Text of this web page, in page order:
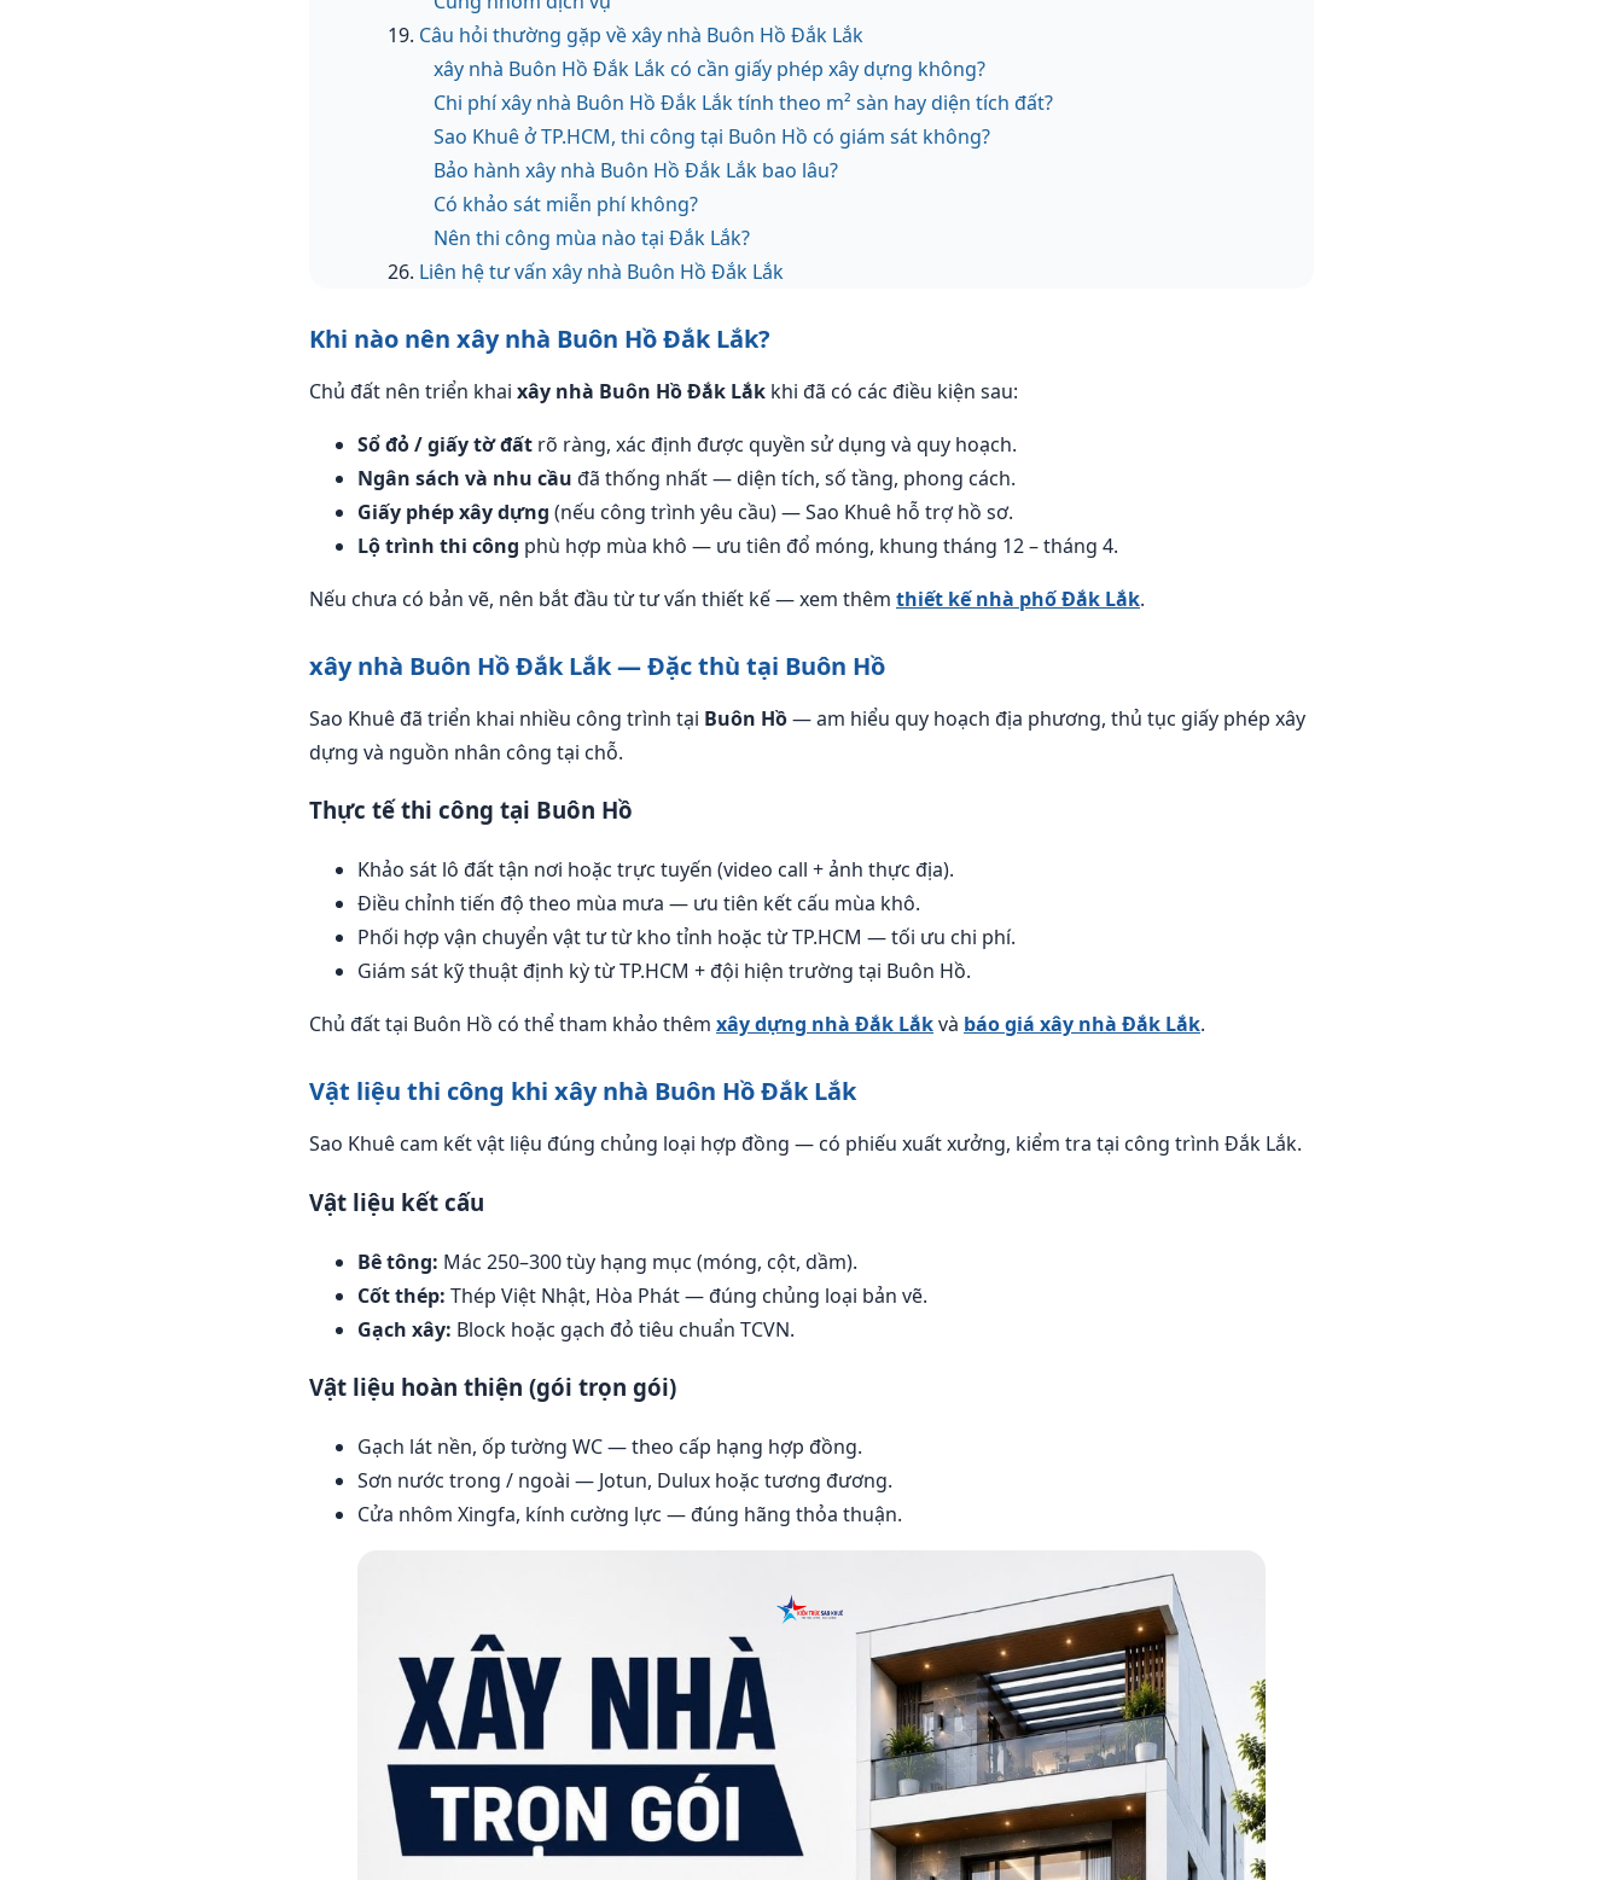
Câu hỏi thường gặp về xây nhà Buôn Hồ Đắk Lắk
xây nhà Buôn Hồ Đắk Lắk có cần giấy phép xây dựng không?
Chi phí xây nhà Buôn Hồ Đắk Lắk tính theo m² sàn hay diện tích đất?
Sao Khuê ở TP.HCM, thi công tại Buôn Hồ có giám sát không?
Bảo hành xây nhà Buôn Hồ Đắk Lắk bao lâu?
Có khảo sát miễn phí không?
Nên thi công mùa nào tại Đắk Lắk?
Liên hệ tư vấn xây nhà Buôn Hồ Đắk Lắk
Khi nào nên xây nhà Buôn Hồ Đắk Lắk?
Chủ đất nên triển khai xây nhà Buôn Hồ Đắk Lắk khi đã có các điều kiện sau:
Sổ đỏ / giấy tờ đất rõ ràng, xác định được quyền sử dụng và quy hoạch.
Ngân sách và nhu cầu đã thống nhất — diện tích, số tầng, phong cách.
Giấy phép xây dựng (nếu công trình yêu cầu) — Sao Khuê hỗ trợ hồ sơ.
Lộ trình thi công phù hợp mùa khô — ưu tiên đổ móng, khung tháng 12 – tháng 4.
Nếu chưa có bản vẽ, nên bắt đầu từ tư vấn thiết kế — xem thêm thiết kế nhà phố Đắk Lắk.
xây nhà Buôn Hồ Đắk Lắk — Đặc thù tại Buôn Hồ
Sao Khuê đã triển khai nhiều công trình tại Buôn Hồ— am hiểu quy hoạch địa phương, thủ tục giấy phép xây
dựng và nguồn nhân công tại chỗ.
Thực tế thi công tại Buôn Hồ
Khảo sát lô đất tận nơi hoặc trực tuyến (video call + ảnh thực địa).
Điều chỉnh tiến độ theo mùa mưa — ưu tiên kết cấu mùa khô.
Phối hợp vận chuyển vật tư từ kho tỉnh hoặc từ TP.HCM — tối ưu chi phí.
Giám sát kỹ thuật định kỳ từ TP.HCM + đội hiện trường tại Buôn Hồ.
Chủ đất tại Buôn Hồ có thể tham khảo thêm xây dựng nhà Đắk Lắkvà báo giá xây nhà Đắk Lắk.
Vật liệu thi công khi xây nhà Buôn Hồ Đắk Lắk
Sao Khuê cam kết vật liệu đúng chủng loại hợp đồng — có phiếu xuất xưởng, kiểm tra tại công trình Đắk Lắk.
Vật liệu kết cấu
Bê tông: Mác 250–300 tùy hạng mục (móng, cột, dầm).
Cốt thép: Thép Việt Nhật, Hòa Phát — đúng chủng loại bản vẽ.
Gạch xây: Block hoặc gạch đỏ tiêu chuẩn TCVN.
Vật liệu hoàn thiện (gói trọn gói)
Gạch lát nền, ốp tường WC — theo cấp hạng hợp đồng.
Sơn nước trong / ngoài — Jotun, Dulux hoặc tương đương.
Cửa nhôm Xingfa, kính cường lực — đúng hãng thỏa thuận.